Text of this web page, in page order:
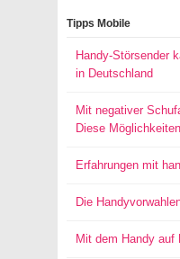
Tipps Mobile
Handy-Störsender
in Deutschland
Mit negativer
Diese
Erfahrungen mit
Die
Mit dem Handy auf